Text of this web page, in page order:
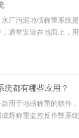
厂污泥地磅称重系统
通常安装在地面上，
统都有哪些应用？
用于地磅称重的软件
辉称重监控反作弊系统